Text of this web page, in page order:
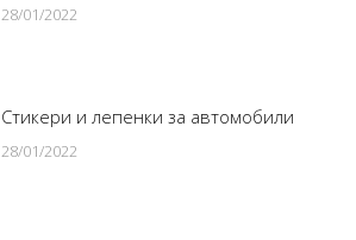
28/01/2022
Стикери и лепенки за автомобили
28/01/2022